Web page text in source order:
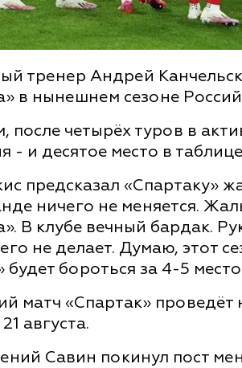
тренер Андрей
в нынешнем сезоне
после четырёх туров в
- и десятое место в
предсказал «Спартаку»
ничего не меняется.
В клубе вечный бардак.
не делает. Думаю, этот
будет бороться за 4-5
матч «Спартак» проведёт
августа.
Савин покинул пост